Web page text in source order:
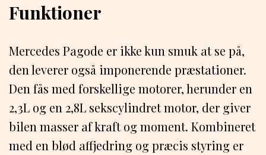
Funktioner
Mercedes Pagode er ikke kun smuk at se på,
den leverer også imponerende præstationer.
Den fås med forskellige motorer, herunder en
2,3L og en 2,8L sekscylindret motor, der giver
bilen masser af kraft og moment. Kombineret
med en blød affjedring og præcis styring er